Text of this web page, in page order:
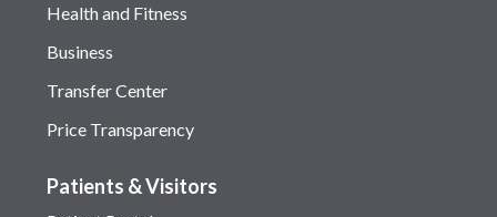
Health and Fitness
Business
Transfer Center
Price Transparency
Patients & Visitors